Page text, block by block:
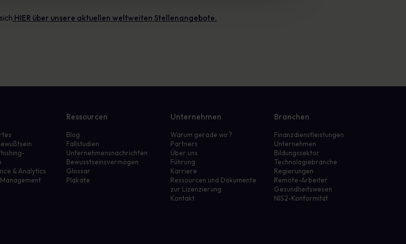
HIER über unsere aktuellen weltweiten Stellenangebote.
& Analytics
Ressourcen
Blog
Fallstudien
Unternehmensnachrichten
Bewusstseinsvermögen
Glossar
Plakate
Unternehmen
Warum gerade wir?
Partners
Über uns
Führung
Karriere
Ressourcen und Dokumente
zur Lizenzierung
Kontakt
Branchen
Finanzdienstleistungen
Unternehmen
Bildungssektor
Technologiebranche
Regierungen
Remote-Arbeiter
Gesundheitswesen
NIS2-Konformität